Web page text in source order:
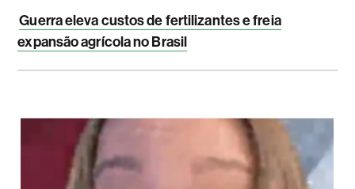
Guerra eleva custos de fertilizantes e freia
expansão agrícola no Brasil